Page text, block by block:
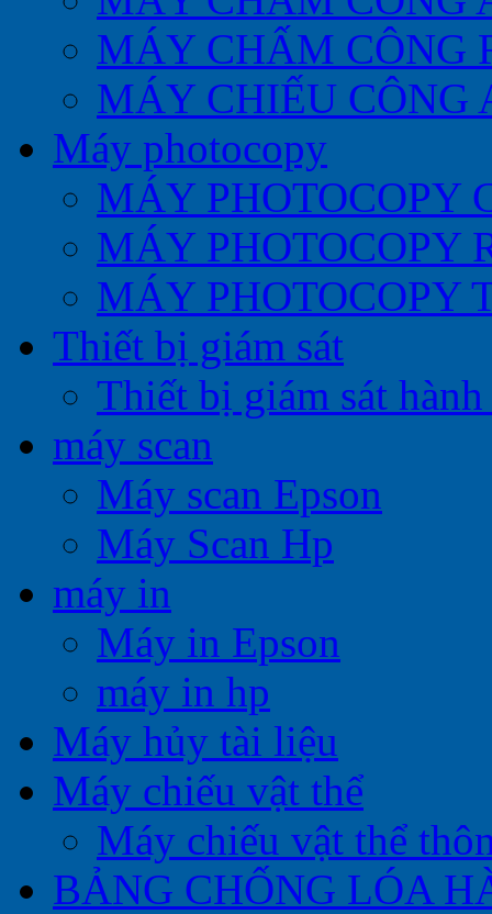
MÁY CHẤM CÔNG
MÁY CHIẾU CÔNG
Máy photocopy
MÁY PHOTOCOPY
MÁY PHOTOCOPY
MÁY PHOTOCOPY
Thiết bị giám sát
Thiết bị giám sát
máy scan
Máy scan Epson
Máy Scan Hp
máy in
Máy in Epson
máy in hp
Máy hủy tài liệu
Máy chiếu vật thể
Máy chiếu vật thể
BẢNG CHỐNG LÓA